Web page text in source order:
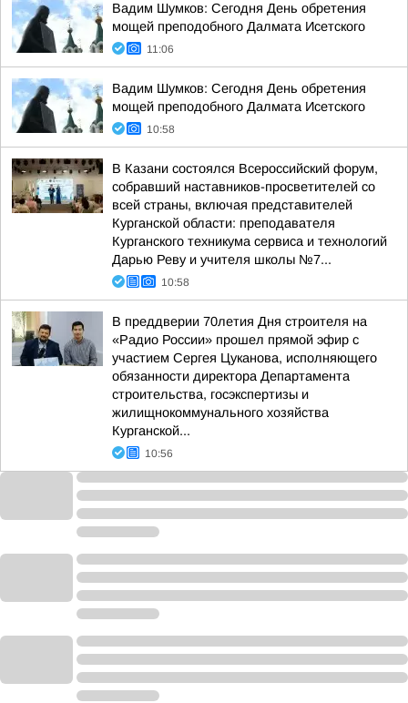
Вадим Шумков: Сегодня День обретения
мощей преподобного Далмата Исетского
11:06
Вадим Шумков: Сегодня День обретения
мощей преподобного Далмата Исетского
10:58
В Казани состоялся Всероссийский форум,
собравший наставников-просветителей со
всей страны, включая представителей
Курганской области: преподавателя
Курганского техникума сервиса и технологий
Дарью Реву и учителя школы №7...
10:58
В преддверии 70летия Дня строителя на
«Радио России» прошел прямой эфир с
участием Сергея Цуканова, исполняющего
обязанности директора Департамента
строительства, госэкспертизы и
жилищнокоммунального хозяйства
Курганской...
10:56